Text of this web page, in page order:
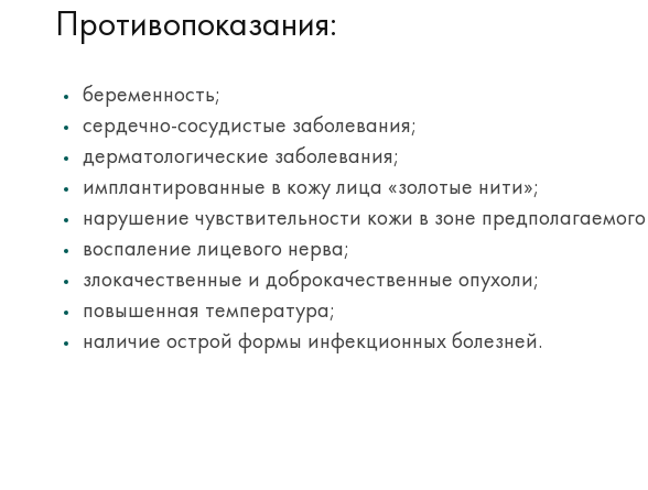
Противопоказания:
беременность;
сердечно-сосудистые заболевания;
дерматологические заболевания;
имплантированные в кожу лица «золотые нити»;
нарушение чувствительности кожи в зоне
воспаление лицевого нерва;
злокачественные и доброкачественные опухоли;
повышенная температура;
наличие острой формы инфекционных болезней.